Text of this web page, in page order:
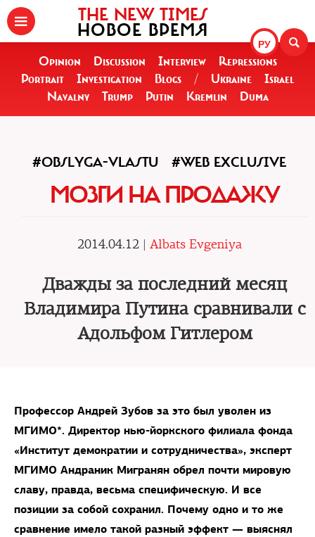
РУ
THE NEW TIMES
НОВОЕ ВРЕМЯ
Opinion Discussion Interview
Repressions
Portrait
Investigation Blogs / Ukraine
Israel
Navalny
Trump Putin Kremlin Duma
#OBSLYGA-VLASTU #WEB EXCLUSIVE
МОЗГИ НА ПРОДАЖУ
2014.04.12 | Albats Evgeniya
Дважды за последний месяц
Владимира Путина сравнивали с
Адольфом Гитлером
Профессор Андрей Зубов за это был уволен из
МГИМО*. Директор нью-йоркского филиала фонда
«Институт демократии и сотрудничества», эксперт
МГИМО Андраник Мигранян обрел почти мировую
славу, правда, весьма специфическую. И все
позиции за собой сохранил. Почему одно и то же
сравнение имело такой разный эффект — выяснял